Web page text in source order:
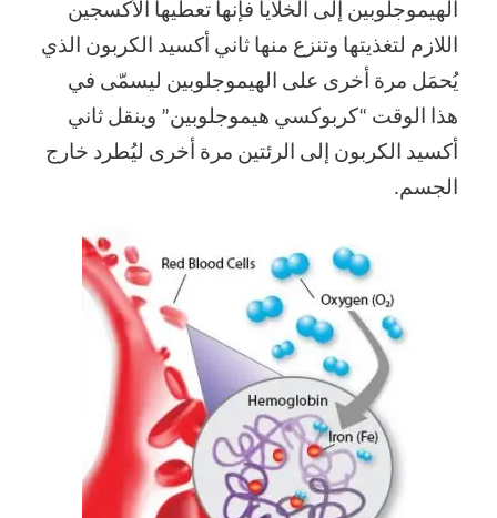
الهيموجلوبين إلى الخلايا فإنها تعطيها الأكسجين
اللازم لتغذيتها وتنزع منها ثاني أكسيد الكربون الذي
يُحمَل مرة أخرى على الهيموجلوبين ليسمّى في
هذا الوقت “كربوكسي هيموجلوبين” وينقل ثاني
أكسيد الكربون إلى الرئتين مرة أخرى ليُطرد خارج
الجسم.